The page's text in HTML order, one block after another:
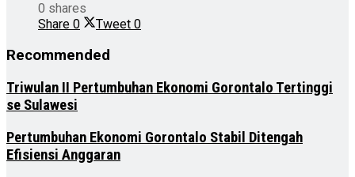
0 shares
Share 0 Tweet 0
Recommended
Triwulan II Pertumbuhan Ekonomi Gorontalo Tertinggi
se Sulawesi
Pertumbuhan Ekonomi Gorontalo Stabil Ditengah
Efisiensi Anggaran